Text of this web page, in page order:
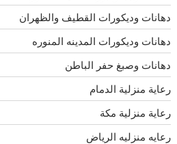
دهانات وديكورات القطيف والظهران
دهانات وديكورات المدينه المنوره
دهانات وصبغ حفر الباطن
رعاية منزلية الدمام
رعاية منزلية مكة
رعايه منزليه الرياض